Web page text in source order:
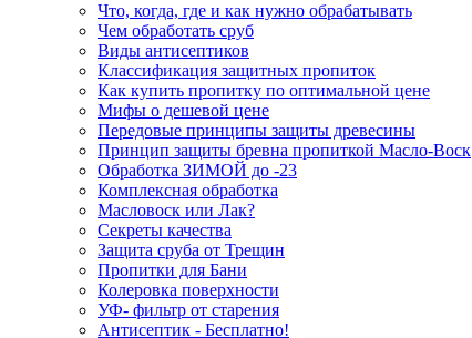
Что, когда, где и как нужно обрабатывать
Чем обработать сруб
Виды антисептиков
Классификация защитных пропиток
Как купить пропитку по оптимальной цене
Мифы о дешевой цене
Передовые принципы защиты древесины
Принцип защиты бревна пропиткой Масло-Воск
Обработка ЗИМОЙ до -23
Комплексная обработка
Масловоск или Лак?
Секреты качества
Защита сруба от Трещин
Пропитки для Бани
Колеровка поверхности
УФ- фильтр от старения
Антисептик - Бесплатно!